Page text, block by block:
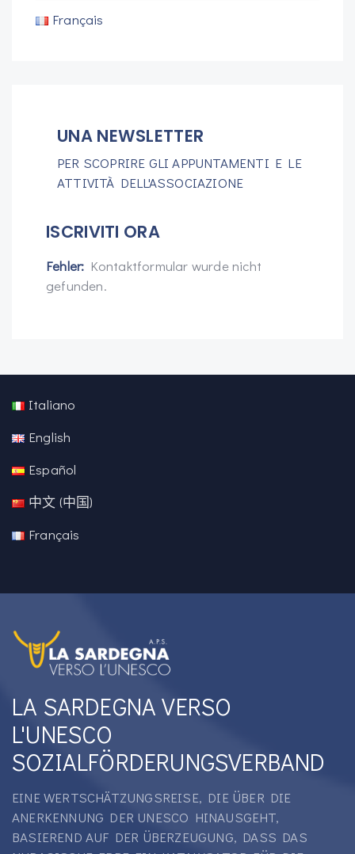
Français
UNA NEWSLETTER
PER SCOPRIRE GLI APPUNTAMENTI E LE
ATTIVITÀ DELL'ASSOCIAZIONE
ISCRIVITI ORA
Fehler: Kontaktformular wurde nicht
gefunden.
Italiano
English
Español
中文 (中国)
Français
LA SARDEGNA VERSO
L'UNESCO
SOZIALFÖRDERUNGSVERBAND
EINE WERTSCHÄTZUNGSREISE, DIE ÜBER DIE
ANERKENNUNG DER UNESCO HINAUSGEHT,
BASIEREND AUF DER ÜBERZEUGUNG, DASS DAS